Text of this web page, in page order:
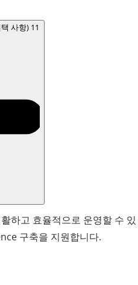
사항) 11
하고 효율적으로 운영할 수 있
구축을 지원합니다.